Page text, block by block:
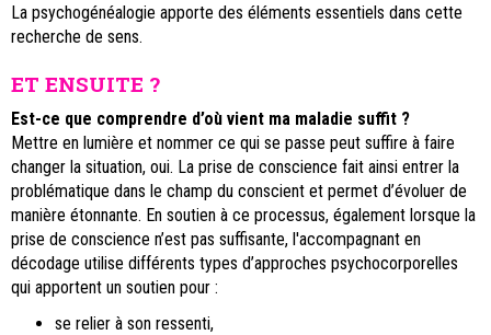
La psychogénéalogie apporte des éléments essentiels dans cette
recherche de sens.
ET ENSUITE ?
Est-ce que comprendre d’où vient ma maladie suffit ?
Mettre en lumière et nommer ce qui se passe peut suffire à faire
changer la situation, oui. La prise de conscience fait ainsi entrer la
problématique dans le champ du conscient et permet d’évoluer de
manière étonnante. En soutien à ce processus, également lorsque la
prise de conscience n’est pas suffisante, l'accompagnant en
décodage utilise différents types d’approches psychocorporelles
qui apportent un soutien pour :
se relier à son ressenti,